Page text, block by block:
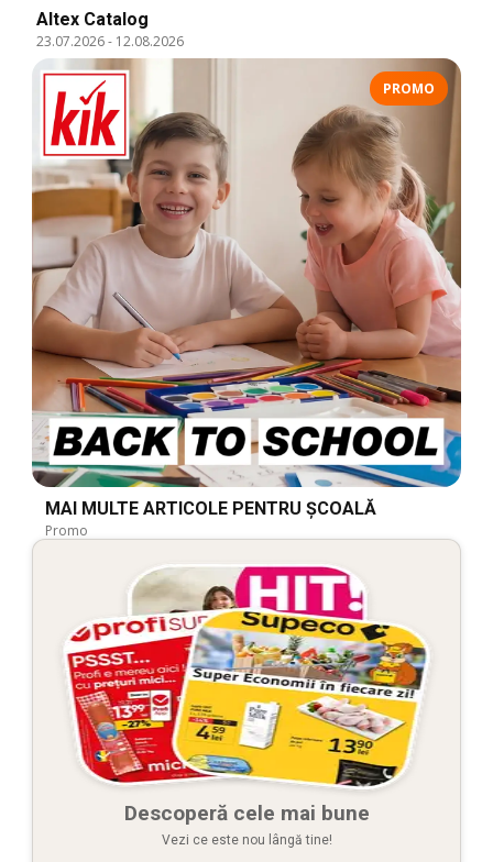
Altex Catalog
23.07.2026- 12.08.2026
PROMO
MAI MULTE ARTICOLE PENTRU ȘCOALĂ
Promo
Descoperă cele mai bune
Vezi ce este nou lângă tine!